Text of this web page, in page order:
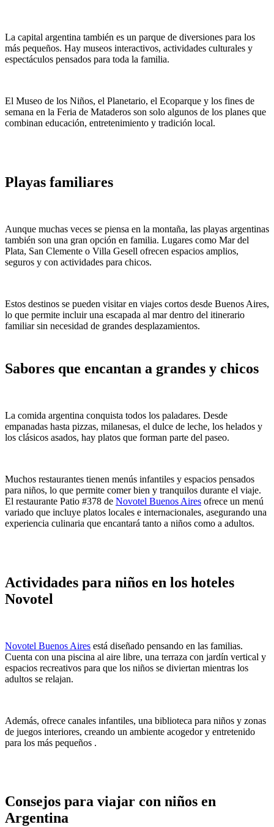
La capital argentina también es un parque de diversiones para los
más pequeños. Hay museos interactivos, actividades culturales y
espectáculos pensados para toda la familia.
El Museo de los Niños, el Planetario, el Ecoparque y los fines de
semana en la Feria de Mataderos son solo algunos de los planes que
combinan educación, entretenimiento y tradición local.
Playas familiares
Aunque muchas veces se piensa en la montaña, las playas argentinas
también son una gran opción en familia. Lugares como Mar del
Plata, San Clemente o Villa Gesell ofrecen espacios amplios,
seguros y con actividades para chicos.
Estos destinos se pueden visitar en viajes cortos desde Buenos Aires,
lo que permite incluir una escapada al mar dentro del itinerario
familiar sin necesidad de grandes desplazamientos.
Sabores que encantan a grandes y chicos
La comida argentina conquista todos los paladares. Desde
empanadas hasta pizzas, milanesas, el dulce de leche, los helados y
los clásicos asados, hay platos que forman parte del paseo.
Muchos restaurantes tienen menús infantiles y espacios pensados
para niños, lo que permite comer bien y tranquilos durante el viaje.
El restaurante Patio #378 de Novotel Buenos Aires ofrece un menú
variado que incluye platos locales e internacionales, asegurando una
experiencia culinaria que encantará tanto a niños como a adultos.
Actividades para niños en los hoteles
Novotel
Novotel Buenos Aires está diseñado pensando en las familias.
Cuenta con una piscina al aire libre, una terraza con jardín vertical y
espacios recreativos para que los niños se diviertan mientras los
adultos se relajan.
Además, ofrece canales infantiles, una biblioteca para niños y zonas
de juegos interiores, creando un ambiente acogedor y entretenido
para los más pequeños .
Consejos para viajar con niños en
Argentina